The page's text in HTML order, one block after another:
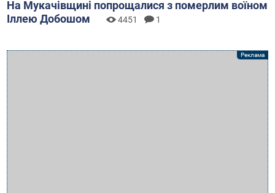
На Мукачівщині попрощалися з померлим воїном
Іллею Добошом
4451 1